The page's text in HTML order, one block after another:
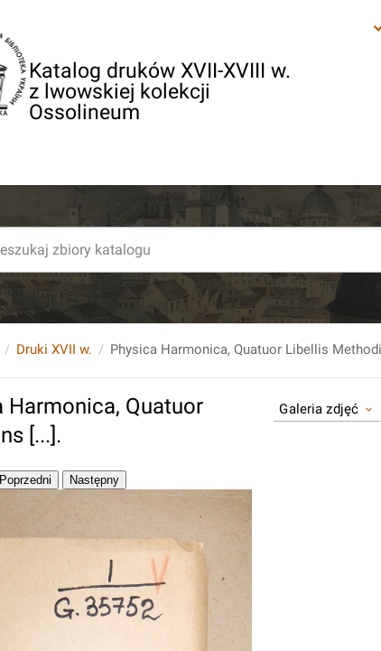
Katalog druków XVII-XVIII w.
z lwowskiej kolekcji
Ossolineum
Druki XVII w.
Harmonica, Quatuor
[...].
Galeria zdjęć